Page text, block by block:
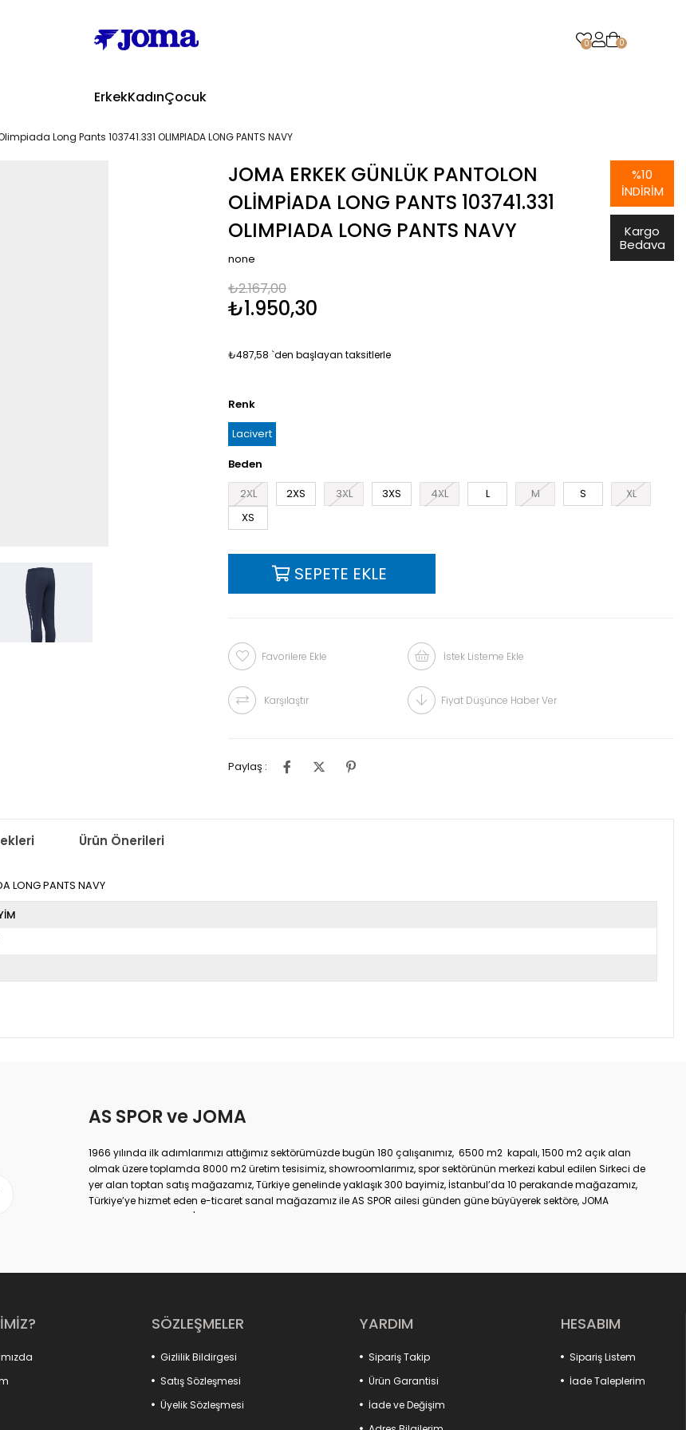
0 0
ErkekKadınÇocuk
Long Pants 103741.331 OLIMPIADA LONG PANTS NAVY
JOMA ERKEK GÜNLÜK PANTOLON
OLIMPIADA LONG PANTS 103741.331
OLIMPIADA LONG PANTS NAVY
none
₺2.167,00
₺1.950,30
₺487,58 `den başlayan taksitlerle
%10
İNDIRIM
Kargo
Bedava
Renk
Lacivert
Beden
2XL
2XS 3XL 3XS 4XL L M S
XL
XS
Favorilere Ekle İstek Listeme Ekle
Karşılaştır Fiyat Düşünce Haber Ver
Paylaş :
Ürün Önerileri
LONG PANTS NAVY
AS SPOR ve JOMA
1966 yılında ilk adımlarımızı attığımız sektörümüzde bugün 180 çalışanımız, 6500 m2 kapalı, 1500 m2 açık alan
olmak üzere toplamda 8000 m2 üretim tesisimiz, showroomlarımız, spor sektörünün merkezi kabul edilen Sirkeci de
yer alan toptan satış mağazamız, Türkiye genelinde yaklaşık 300 bayimiz, İstanbul’da 10 perakande mağazamız,
Türkiye’ye hizmet eden e-ticaret sanal mağazamız ile AS SPOR ailesi günden güne büyüyerek sektöre, JOMA
markası ile de Türkiye'de ülkemize hizmet etmektedir.
SÖZLEŞMELER
Gizlilik Bildirgesi
Satış Sözleşmesi
Üyelik Sözleşmesi
YARDIM
Sipariş Takip
Ürün Garantisi
İade ve Değişim
HESABIM
Sipariş Listem
İade Taleplerim